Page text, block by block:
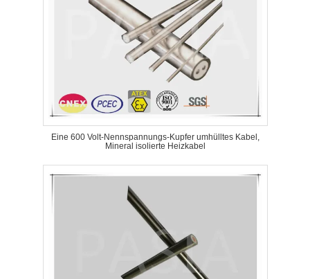
Eine 600 Volt-Nennspannungs-Kupfer umhülltes Kabel,
Mineral isolierte Heizkabel